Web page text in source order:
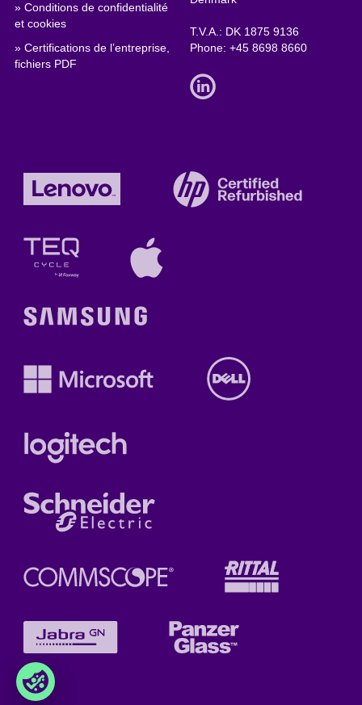
» Conditions de confidentialité
et cookies
» Certifications de l’entreprise,
fichiers PDF
T.V.A.: DK 1875 9136
Phone:+45 8698 8660